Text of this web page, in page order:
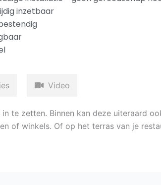
inzetbaar
Video
te zetten. Binnen kan deze uiteraard
of winkels. Of op het terras van je